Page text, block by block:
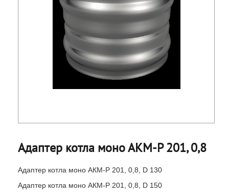
Адаптер котла моно АКМ-Р 201, 0,8
Адаптер котла моно АКМ-Р 201, 0,8, D 130
Адаптер котла моно АКМ-Р 201, 0,8, D 150